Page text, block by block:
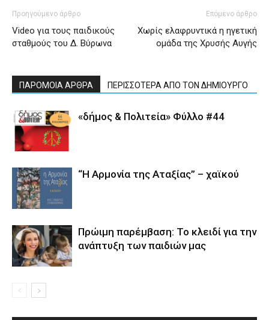
Προηγούμενο άρθρο
Video για τους παιδικούς
σταθμούς του Δ. Βύρωνα
Επόμενο άρθρο
Χωρίς ελαφρυντικά η ηγετική
ομάδα της Χρυσής Αυγής
ΠΑΡΟΜΟΙΑ ΑΡΘΡΑ ΠΕΡΙΣΣΟΤΕΡΑ ΑΠΟ ΤΟΝ ΔΗΜΙΟΥΡΓΟ
«δήμος & Πολιτεία» Φύλλο #44
“Η Αρμονία της Αταξίας” – χαϊκού
Πρώιμη παρέμβαση: Το κλειδί για την
ανάπτυξη των παιδιών µας